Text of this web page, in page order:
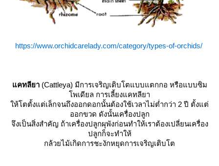
https://www.orchidcarelady.com/category/types-of-orchids/
คทลียา(Cattleya) มีการเจริญเติบโตแบบแตกกอ หรือแบบซิม
พเดียล การเลี้ยงแคทลียา
ห้โตตั้งแต่เล็กจนถึงออกดอกนั้นต้องใช้เวลาไม่ต่ำกว่า 2 ปี ตั้งแต่
ออกขวด ดังนั้นเครื่องปลูก
จึงเป็นสิ่งสำคัญ ถ้าเครื่องปลูกผุพังก่อนทำให้เราต้องเปลี่ยนเครื่อง
ปลูกก็จะทำให้
กล้วยไม้เกิดการชะงักหยุดการเจริญเติบโต